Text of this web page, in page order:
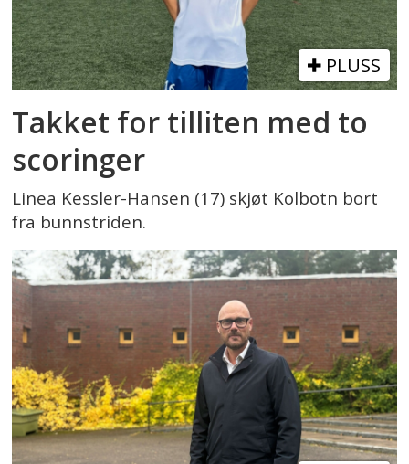
PLUSS
Takket for tilliten med to
scoringer
Linea Kessler-Hansen (17) skjøt Kolbotn bort
fra bunnstriden.